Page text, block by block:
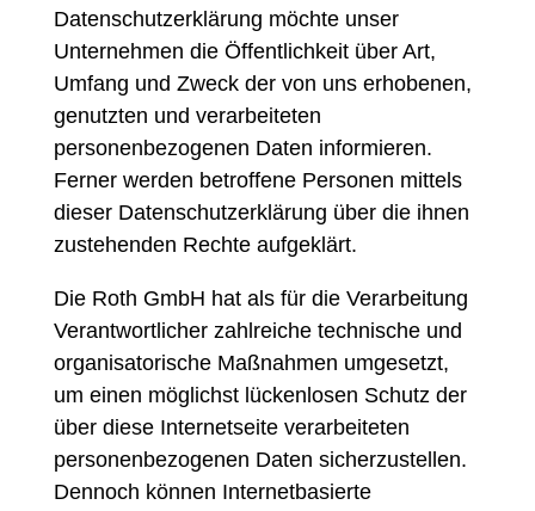
Datenschutzerklärung möchte unser
Unternehmen die Öffentlichkeit über Art,
Umfang und Zweck der von uns erhobenen,
genutzten und verarbeiteten
personenbezogenen Daten informieren.
Ferner werden betroffene Personen mittels
dieser Datenschutzerklärung über die ihnen
zustehenden Rechte aufgeklärt.
Die Roth GmbH hat als für die Verarbeitung
Verantwortlicher zahlreiche technische und
organisatorische Maßnahmen umgesetzt,
um einen möglichst lückenlosen Schutz der
über diese Internetseite verarbeiteten
personenbezogenen Daten sicherzustellen.
Dennoch können Internetbasierte